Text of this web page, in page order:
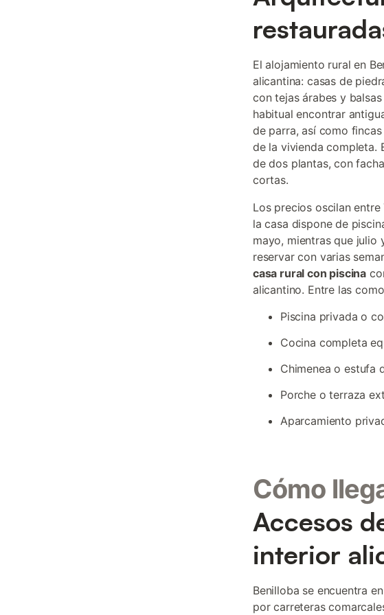
El alojamiento rural en
alicantina: casas de
con tejas árabes y
habitual encontrar
de parra, así como
de la vivienda completa.
de dos plantas, con
cortas.
Los precios oscilan
la casa dispone de
mayo, mientras que julio
reservar con varias
casa rural con piscina
alicantino. Entre las
Piscina privada o
Cocina completa
Chimenea o estufa
Porche o terraza
Aparcamiento
Cómo
Accesos
interior
Benilloba se encuentra
por carreteras